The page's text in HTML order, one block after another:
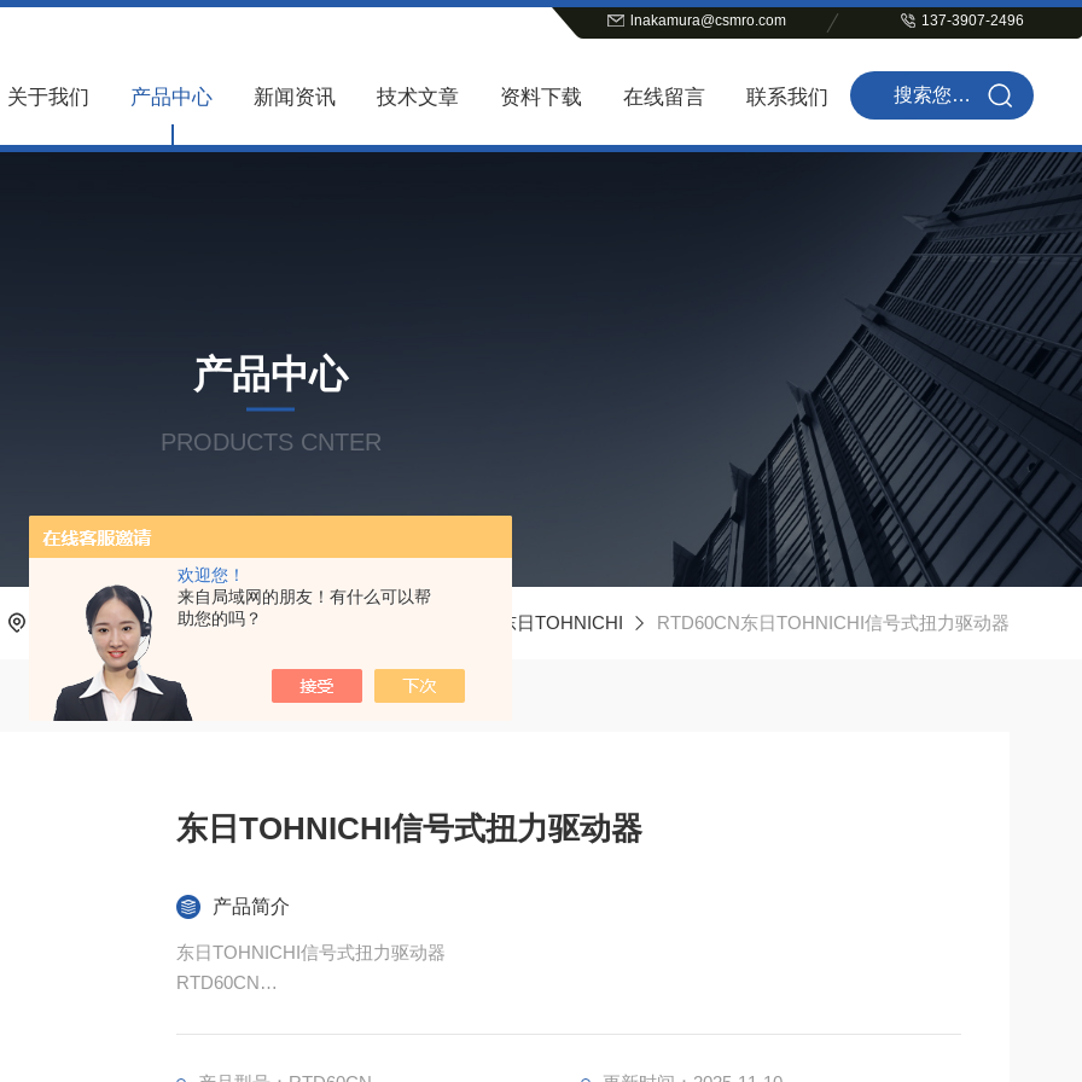
欢迎您！
来自局域网的朋友！有什么可以帮
助您的吗？
lnakamura@csmro.com 137-3907-2496
关于我们 产品中心 新闻资讯 技术文章 资料下载 在线留言 联系我们
产品中心
PRODUCTS CNTER
当前位置：首页 产品中心 东日TOHNICHI RTD60CN东日TOHNICHI信号式扭力驱动器
东日TOHNICHI信号式扭力驱动器
产品简介
东日TOHNICHI信号式扭力驱动器
RTD60CN